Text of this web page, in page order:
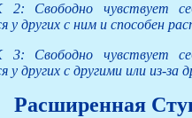
Свободно чувствует
у других с ним и способен
Свободно чувствует
у других с другими или из-за
Расширенная